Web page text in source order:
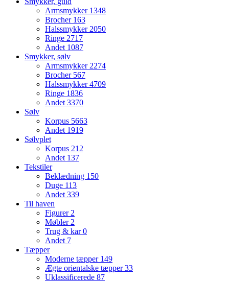
Armsmykker 1348
Brocher 163
Halssmykker 2050
Ringe 2717
Andet 1087
Smykker, sølv
Armsmykker 2274
Brocher 567
Halssmykker4709
Ringe 1836
Andet 3370
Sølv
Korpus 5663
Andet 1919
Sølvplet
Korpus 212
Andet 137
Tekstiler
Beklædning 150
Duge 113
Andet 339
Til haven
Figurer 2
Møbler 2
Trug & kar0
Andet 7
Tæpper
Moderne tæpper 149
Ægte orientalske tæpper33
Uklassificerede 87